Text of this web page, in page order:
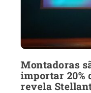
Montadoras
importar 20%
revela